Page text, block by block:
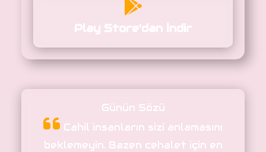
Play Store'dan İndir
Günün Sözü
Cahil insanların sizi anlamasını
beklemeyin. Bazen cehalet için en